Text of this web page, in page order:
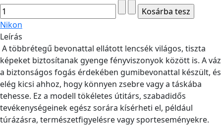
Nikon
Leírás
A többrétegű bevonattal ellátott lencsék világos, tiszta
képeket biztosítanak gyenge fényviszonyok között is. A váz
a biztonságos fogás érdekében gumibevonattal készült, és
elég kicsi ahhoz, hogy könnyen zsebre vagy a táskába
tehesse. Ez a modell tökéletes útitárs, szabadidős
tevékenységeinek egész sorára kísérheti el, például
túrázásra, természetfigyelésre vagy sporteseményekre.